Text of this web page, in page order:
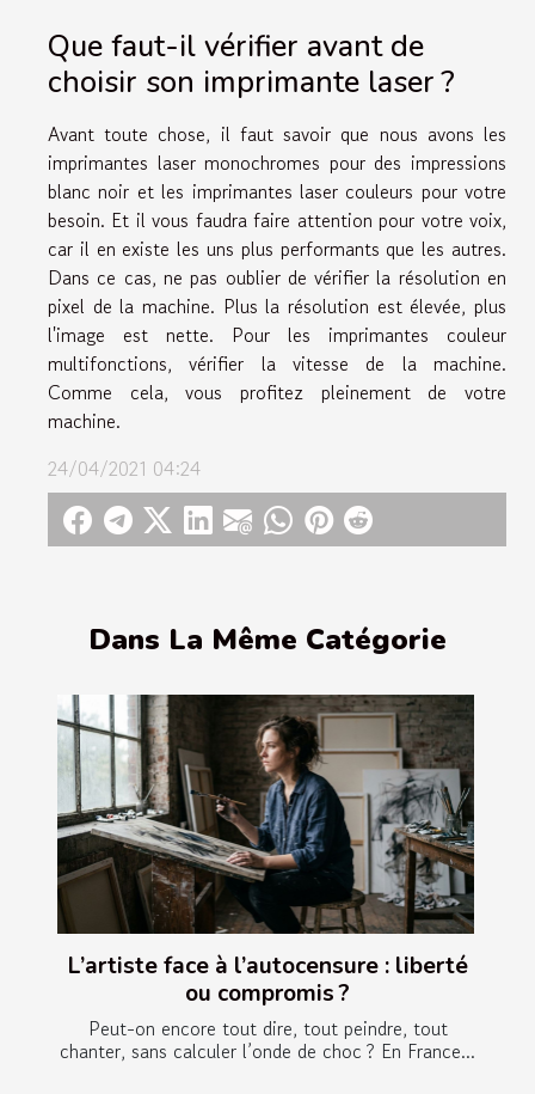
Dans La Même Catégorie
L’artiste face à l’autocensure : liberté
ou compromis ?
Peut-on encore tout dire, tout peindre, tout
chanter, sans calculer l’onde de choc ? En France...
Que faut-il vérifier avant de
choisir son imprimante laser ?
Avant toute chose, il faut savoir que nous avons les
imprimantes laser monochromes pour des impressions
blanc noir et les imprimantes laser couleurs pour votre
besoin. Et il vous faudra faire attention pour votre voix,
car il en existe les uns plus performants que les autres.
Dans ce cas, ne pas oublier de vérifier la résolution en
pixel de la machine. Plus la résolution est élevée, plus
l'image est nette. Pour les imprimantes couleur
multifonctions, vérifier la vitesse de la machine.
Comme cela, vous profitez pleinement de votre
machine.
24/04/2021 04:24